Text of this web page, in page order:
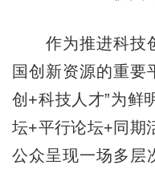
作为推进科技创
国创新资源的重要
创+科技人才”为鲜
坛+平行论坛+同期
公众呈现一场多层